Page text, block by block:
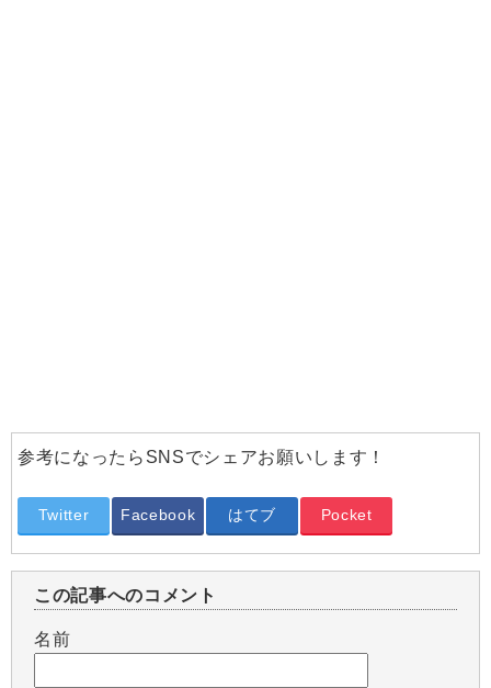
参考になったらSNSでシェアお願いします！
Twitter Facebook はてブ Pocket
この記事へのコメント
名前